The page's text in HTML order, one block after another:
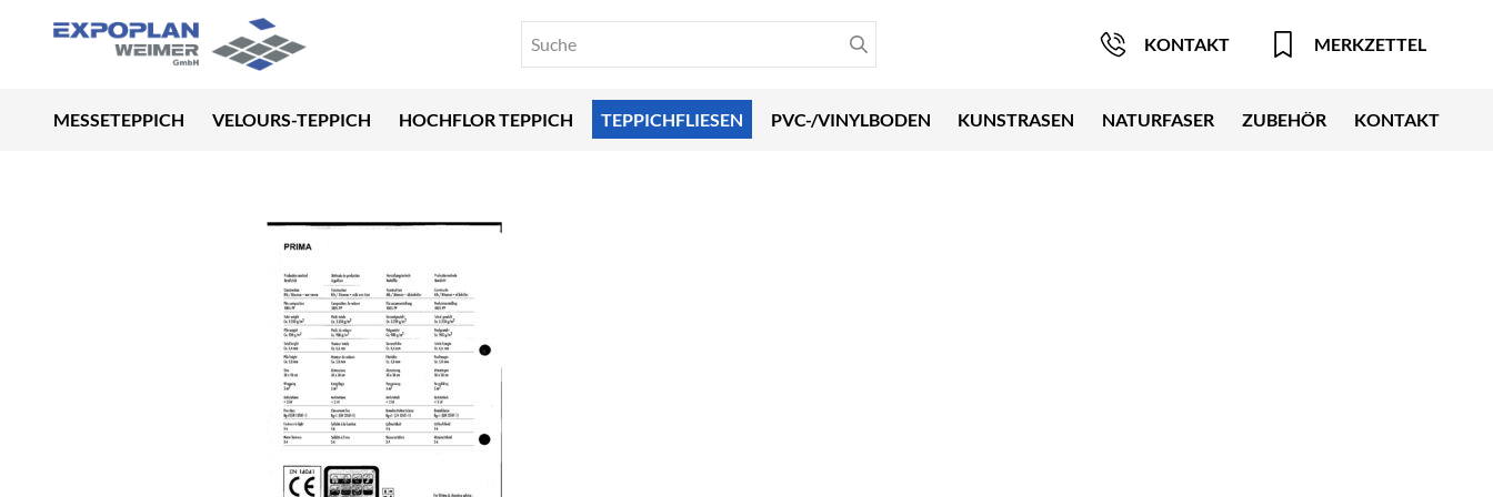
KONTAKT MERKZETTEL
MESSETEPPICH VELOURS-TEPPICH HOCHFLOR TEPPICH TEPPICHFLIESEN PVC-/VINYLBODEN KUNSTRASEN NATURFASER ZUBEHÖR KONTAKT